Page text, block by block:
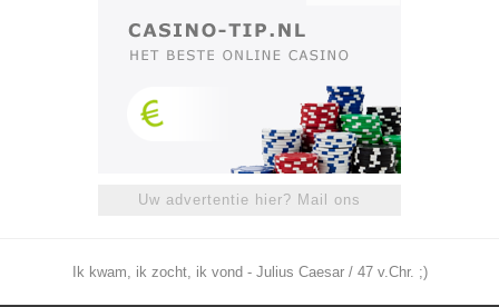
Uw advertentie hier? Mail ons
Ik kwam, ik zocht, ik vond - Julius Caesar / 47 v.Chr. ;)